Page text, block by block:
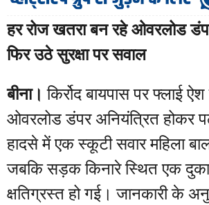
हर रोज खतरा बन रहे ओवरलोड
फिर उठे सुरक्षा पर सवाल
बीना। किर्रोद बायपास पर फ्लाई
ओवरलोड डंपर अनियंत्रित होकर
हादसे में एक स्कूटी सवार महिला
जबकि सड़क किनारे स्थित एक
क्षतिग्रस्त हो गई। जानकारी के